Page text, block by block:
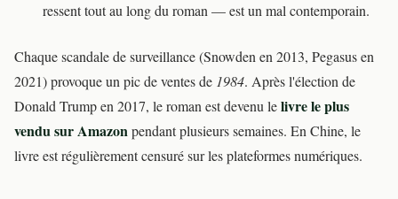
ressent tout au long du roman — est un mal contemporain.
Chaque scandale de surveillance (Snowden en 2013, Pegasus en
2021) provoque un pic de ventes de 1984. Après l'élection de
Donald Trump en 2017, le roman est devenu lelivre le plus
vendu sur Amazonpendant plusieurs semaines. En Chine, le
livre est régulièrement censuré sur les plateformes numériques.